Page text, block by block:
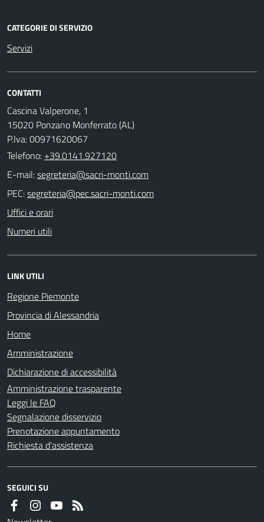
CATEGORIE DI SERVIZIO
Servizi
CONTATTI
Cascina Valperone, 1
15020 Ponzano Monferrato (AL)
P.Iva: 00971620067
Telefono: +39.0141.927120
E-mail:
PEC:
Uffici e orari
Numeri utili
LINK UTILI
Regione Piemonte
Provincia di Alessandria
Home
Amministrazione
Dichiarazione di accessibilità
Amministrazione trasparente
Leggi le FAQ
Segnalazione disservizio
Prenotazione appuntamento
Richiesta d'assistenza
SEGUICI SU